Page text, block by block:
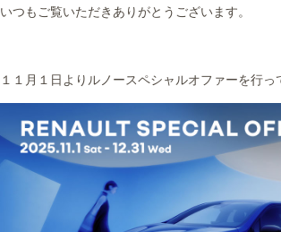
いつもご覧いただきありがとうございます。
１１月１日よりルノースペシャルオファーを行っ